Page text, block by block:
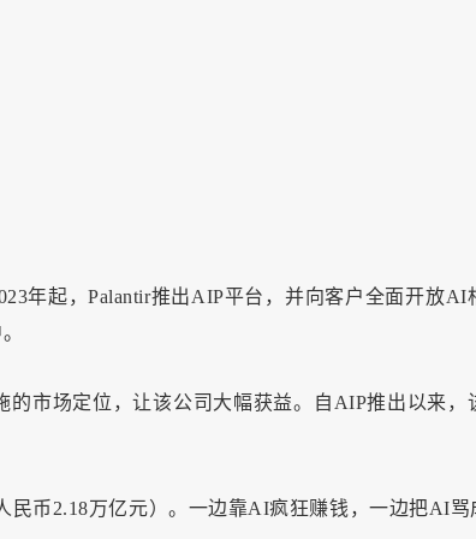
年起，Palantir推出AIP平台，并向客户全面开放AI
的市场定位，让该公司大幅获益。自AIP推出以来，
民币2.18万亿元）。一边靠AI疯狂赚钱，一边把AI骂